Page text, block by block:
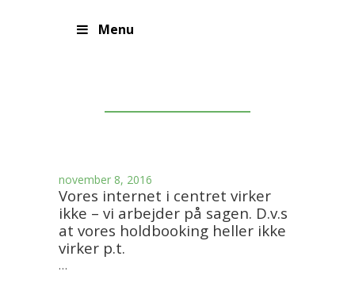
Menu
november 8, 2016
Vores internet i centret virker
ikke – vi arbejder på sagen. D.v.s
at vores holdbooking heller ikke
virker p.t.
…